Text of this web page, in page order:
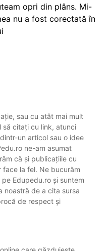
opri din plâns. Mi-
nu a fost corectată în
sau cu atât mai mult
citați cu link, atunci
un articol sau o idee
ne-am asumat
că și publicațiile cu
face la fel. Ne bucurăm
Edupedu.ro și suntem
noastră de a cita sursa
de respect și